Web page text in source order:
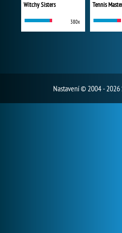
Witchy Sisters
380x
Tennis
Nastavení© 2004 - 2026